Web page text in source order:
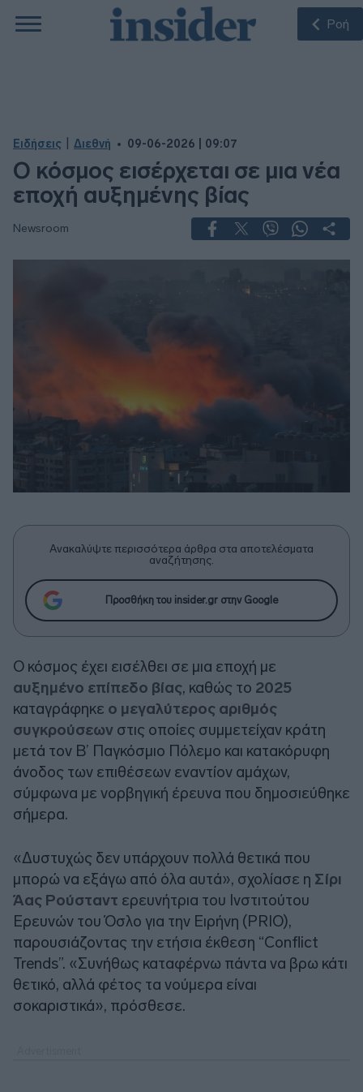
Ροή
Ειδήσεις Διεθνή 09-06-2026 | 09:07
Ο κόσμος εισέρχεται σε μια νέα
εποχή αυξημένης βίας
Newsroom
Ανακαλύψτε περισσότερα άρθρα στα αποτελέσματα
αναζήτησης.
Προσθήκη του insider.gr στην Google
Ο κόσμος έχει εισέλθει σε μια εποχή με
αυξημένο επίπεδο βίας, καθώς το 2025
καταγράφηκε ο μεγαλύτερος αριθμός
συγκρούσεων στις οποίες συμμετείχαν κράτη
μετά τον Β’ Παγκόσμιο Πόλεμο και κατακόρυφη
άνοδος των επιθέσεων εναντίον αμάχων,
σύμφωνα με νορβηγική έρευνα που δημοσιεύθηκε
σήμερα.
«Δυστυχώς δεν υπάρχουν πολλά θετικά που
μπορώ να εξάγω από όλα αυτά», σχολίασε η Σίρι
Άας Ρούσταντ ερευνήτρια του Ινστιτούτου
Ερευνών του Όσλο για την Ειρήνη (PRIO),
παρουσιάζοντας την ετήσια έκθεση “Conflict
Trends”. «Συνήθως καταφέρνω πάντα να βρω κάτι
θετικό, αλλά φέτος τα νούμερα είναι
σοκαριστικά», πρόσθεσε.